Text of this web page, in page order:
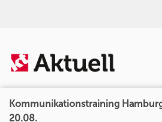
Kommunikationstraining
20.08.